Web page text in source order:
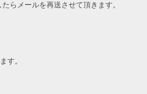
らメールを再送させて頂きます。
す。